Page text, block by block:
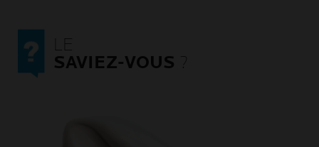
LE
SAVIEZ-VOUS ?